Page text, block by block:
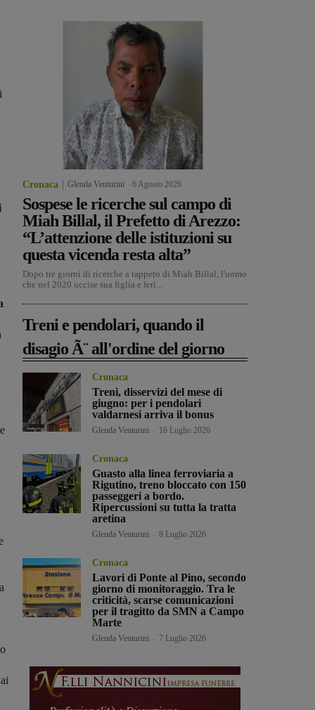
Cronaca Glenda Venturini 6 Agosto 2026
Sospese le ricerche sul campo di
Miah Billal, il Prefetto di Arezzo:
“L’attenzione delle istituzioni su
questa vicenda resta alta”
Dopo tre giorni di ricerche a tappeto di Miah Billal, l'uomo
che nel 2020 uccise sua figlia e ferì...
Treni e pendolari, quando il
disagio Ã¨ all'ordine del giorno
Cronaca
Treni, disservizi del mese di
giugno: per i pendolari
valdarnesi arriva il bonus
Glenda Venturini 16 Luglio 2026
Cronaca
Guasto alla linea ferroviaria a
Rigutino, treno bloccato con 150
passeggeri a bordo.
Ripercussioni su tutta la tratta
aretina
Glenda Venturini 8 Luglio 2026
Cronaca
Lavori di Ponte al Pino, secondo
giorno di monitoraggio. Tra le
criticità, scarse comunicazioni
per il tragitto da SMN a Campo
Marte
Glenda Venturini 7 Luglio 2026